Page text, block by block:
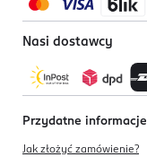
Nasi dostawcy
Przydatne informacje
Jak złożyć zamówienie?